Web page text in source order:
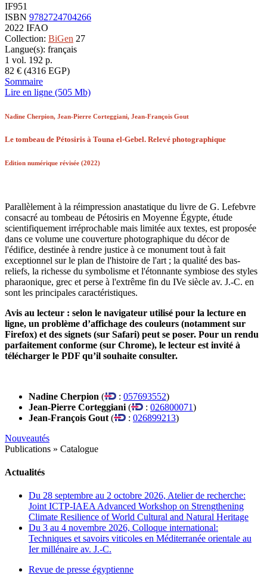
IF951
ISBN 9782724704266
2022 IFAO
Collection: BiGen 27
Langue(s): français
1 vol. 192 p.
82 € (4316 EGP)
Sommaire
Lire en ligne (505 Mb)
Nadine Cherpion, Jean-Pierre Corteggiani, Jean-François Gout
Le tombeau de Pétosiris à Touna el-Gebel. Relevé photographique
Edition numérique révisée (2022)
Parallèlement à la réimpression anastatique du livre de G. Lefebvre
consacré au tombeau de Pétosiris en Moyenne Égypte, étude
scientifiquement irréprochable mais limitée aux textes, est proposée
dans ce volume une couverture photographique du décor de
l'édifice, destinée à rendre justice à ce monument tout à fait
exceptionnel sur le plan de l'histoire de l'art ; la qualité des bas-
reliefs, la richesse du symbolisme et l'étonnante symbiose des styles
pharaonique, grec et perse à l'extrême fin du IVe siècle av. J.-C. en
sont les principales caractéristiques.
Avis au lecteur : selon le navigateur utilisé pour la lecture en
ligne, un problème d’affichage des couleurs (notamment sur
Firefox) et des signets (sur Safari) peut se poser. Pour un rendu
parfaitement conforme (sur Chrome), le lecteur est invité à
télécharger le PDF qu’il souhaite consulter.
Nadine Cherpion ( : 057693552)
Jean-Pierre Corteggiani ( : 026800071)
Jean-François Gout ( : 026899213)
Nouveautés
Publications » Catalogue
Actualités
Du 28 septembre au 2 octobre 2026, Atelier de recherche:
Joint ICTP-IAEA Advanced Workshop on Strengthening
Climate Resilience of World Cultural and Natural Heritage
Du 3 au 4 novembre 2026, Colloque international:
Techniques et savoirs viticoles en Méditerranée orientale au
Ier millénaire av. J.-C.
Revue de presse égyptienne